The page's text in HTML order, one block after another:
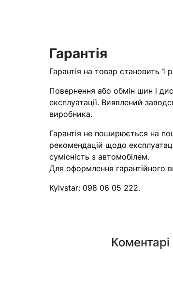
Гарантія
Гарантія на товар становить 1
Повернення або обмін шин і
експлуатації. Виявлений
виробника.
Гарантія не поширюється на
рекомендацій щодо
сумісність з автомобілем.
Для оформлення гарантійного
Kyivstar: 098 06 05 222.
Коментарі